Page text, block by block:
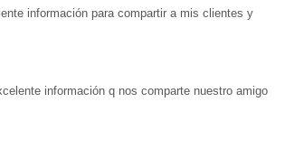
información para compartir a mis clientes y
información q nos comparte nuestro amigo